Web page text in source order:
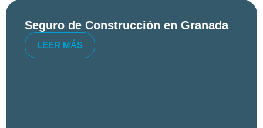
Seguro de Construcción en Granada
LEER MÁS